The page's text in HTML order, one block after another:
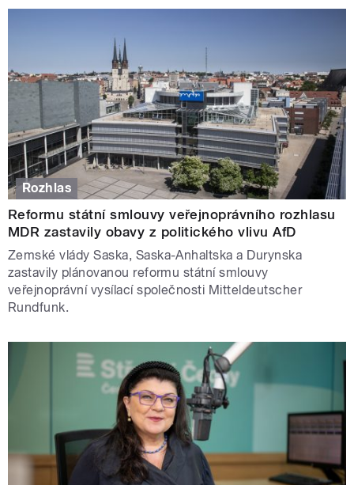
Rozhlas
Reformu státní smlouvy veřejnoprávního rozhlasu
MDR zastavily obavy z politického vlivu AfD
Zemské vlády Saska, Saska-Anhaltska a Durynska
zastavily plánovanou reformu státní smlouvy
veřejnoprávní vysílací společnosti Mitteldeutscher
Rundfunk.